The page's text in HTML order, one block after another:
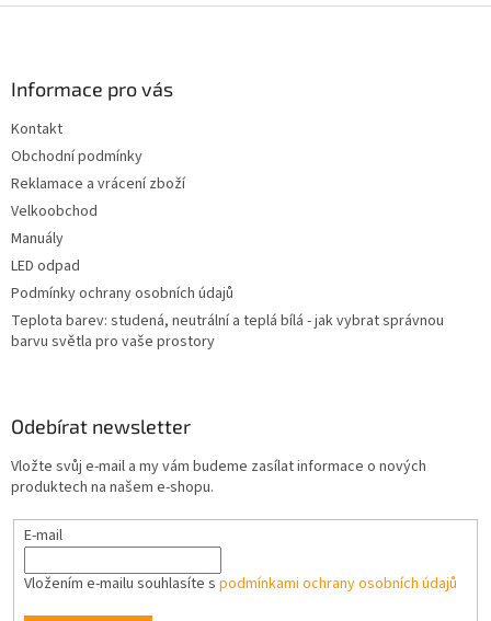
Informace pro vás
Kontakt
Obchodní podmínky
Reklamace a vrácení zboží
Velkoobchod
Manuály
LED odpad
Podmínky ochrany osobních údajů
Teplota barev: studená, neutrální a teplá bílá - jak vybrat správnou
barvu světla pro vaše prostory
Odebírat newsletter
Vložte svůj e-mail a my vám budeme zasílat informace o nových
produktech na našem e-shopu.
E-mail
Vložením e-mailu souhlasíte s podmínkami ochrany osobních údajů